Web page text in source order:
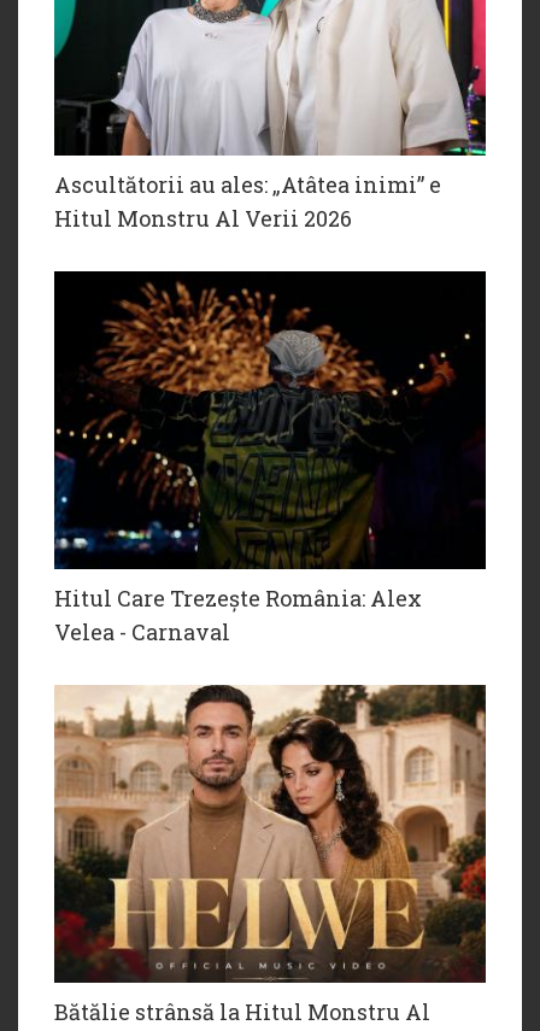
Ascultătorii au ales: „Atâtea inimi” e
Hitul Monstru Al Verii 2026
Hitul Care Trezește România: Alex
Velea - Carnaval
Bătălie strânsă la Hitul Monstru Al